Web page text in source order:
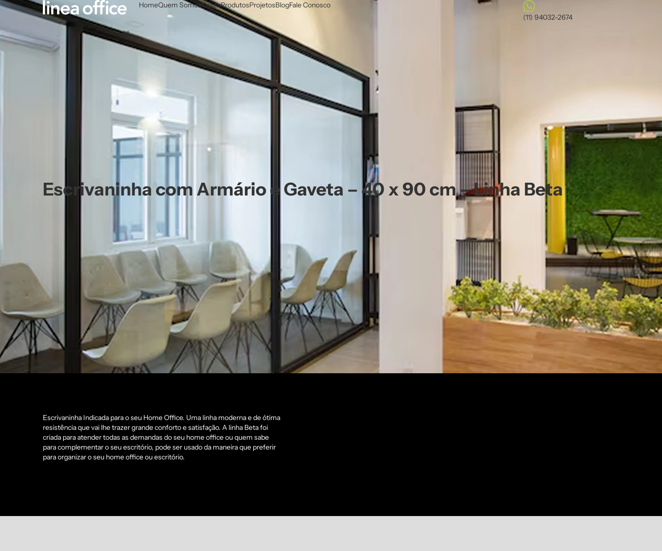
HomeQuem SomosCasesProdutosProjetosBlogFale Conosco
(11) 94032-2674
Escrivaninha com Armário e Gaveta – 40 x 90 cm – Linha Beta
Escrivaninha Indicada para o seu Home Office. Uma linha moderna e de ótima
resistência que vai lhe trazer grande conforto e satisfação. A linha Beta foi
criada para atender todas as demandas do seu home office ou quem sabe
para complementar o seu escritório, pode ser usado da maneira que preferir
para organizar o seu home office ou escritório.